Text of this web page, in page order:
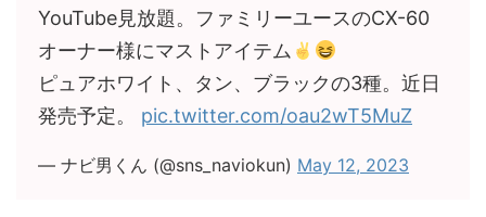
YouTube見放題。ファミリーユースのCX-60
オーナー様にマストアイテム
ピュアホワイト、タン、ブラックの3種。近日
発売予定。 pic.twitter.com/oau2wT5MuZ
— ナビ男くん (@sns_naviokun) May 12, 2023